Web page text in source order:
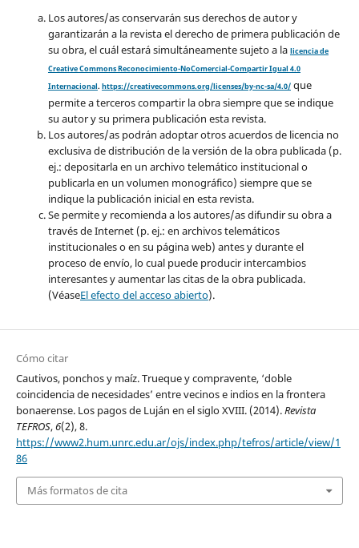
Los autores/as conservarán sus derechos de autor y
garantizarán a la revista el derecho de primera publicación de
su obra, el cuál estará simultáneamente sujeto a la licencia de
Creative Commons Reconocimiento-NoComercial-Compartir Igual 4.0
Internacional. https://creativecommons.org/licenses/by-nc-sa/4.0/que
permite a terceros compartir la obra siempre que se indique
su autor y su primera publicación esta revista.
Los autores/as podrán adoptar otros acuerdos de licencia no
exclusiva de distribución de la versión de la obra publicada (p.
ej.: depositarla en un archivo telemático institucional o
publicarla en un volumen monográfico) siempre que se
indique la publicación inicial en esta revista.
Se permite y recomienda a los autores/as difundir su obra a
través de Internet (p. ej.: en archivos telemáticos
institucionales o en su página web) antes y durante el
proceso de envío, lo cual puede producir intercambios
interesantes y aumentar las citas de la obra publicada.
(VéaseEl efecto del acceso abierto).
Cómo citar
Cautivos, ponchos y maíz. Trueque y compravente, ‘doble
coincidencia de necesidades’ entre vecinos e indios en la frontera
bonaerense. Los pagos de Luján en el siglo XVIII. (2014).Revista
TEFROS,6(2), 8.
https://www2.hum.unrc.edu.ar/ojs/index.php/tefros/article/view/1
86
Más formatos de cita